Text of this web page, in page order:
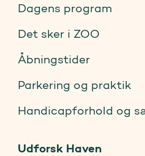
Dagens program
Det sker i ZOO
Åbningstider
Parkering og praktik
Handicapforhold og
Udforsk Haven